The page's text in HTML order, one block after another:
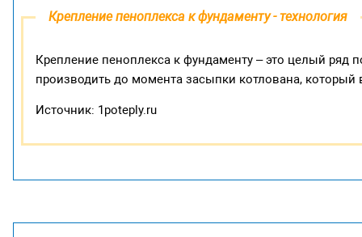
Крепление пеноплекса к фундаменту - технология
Крепление пеноплекса к фундаменту – это целый ряд
производить до момента засыпки котлована,
Источник: 1poteply.ru